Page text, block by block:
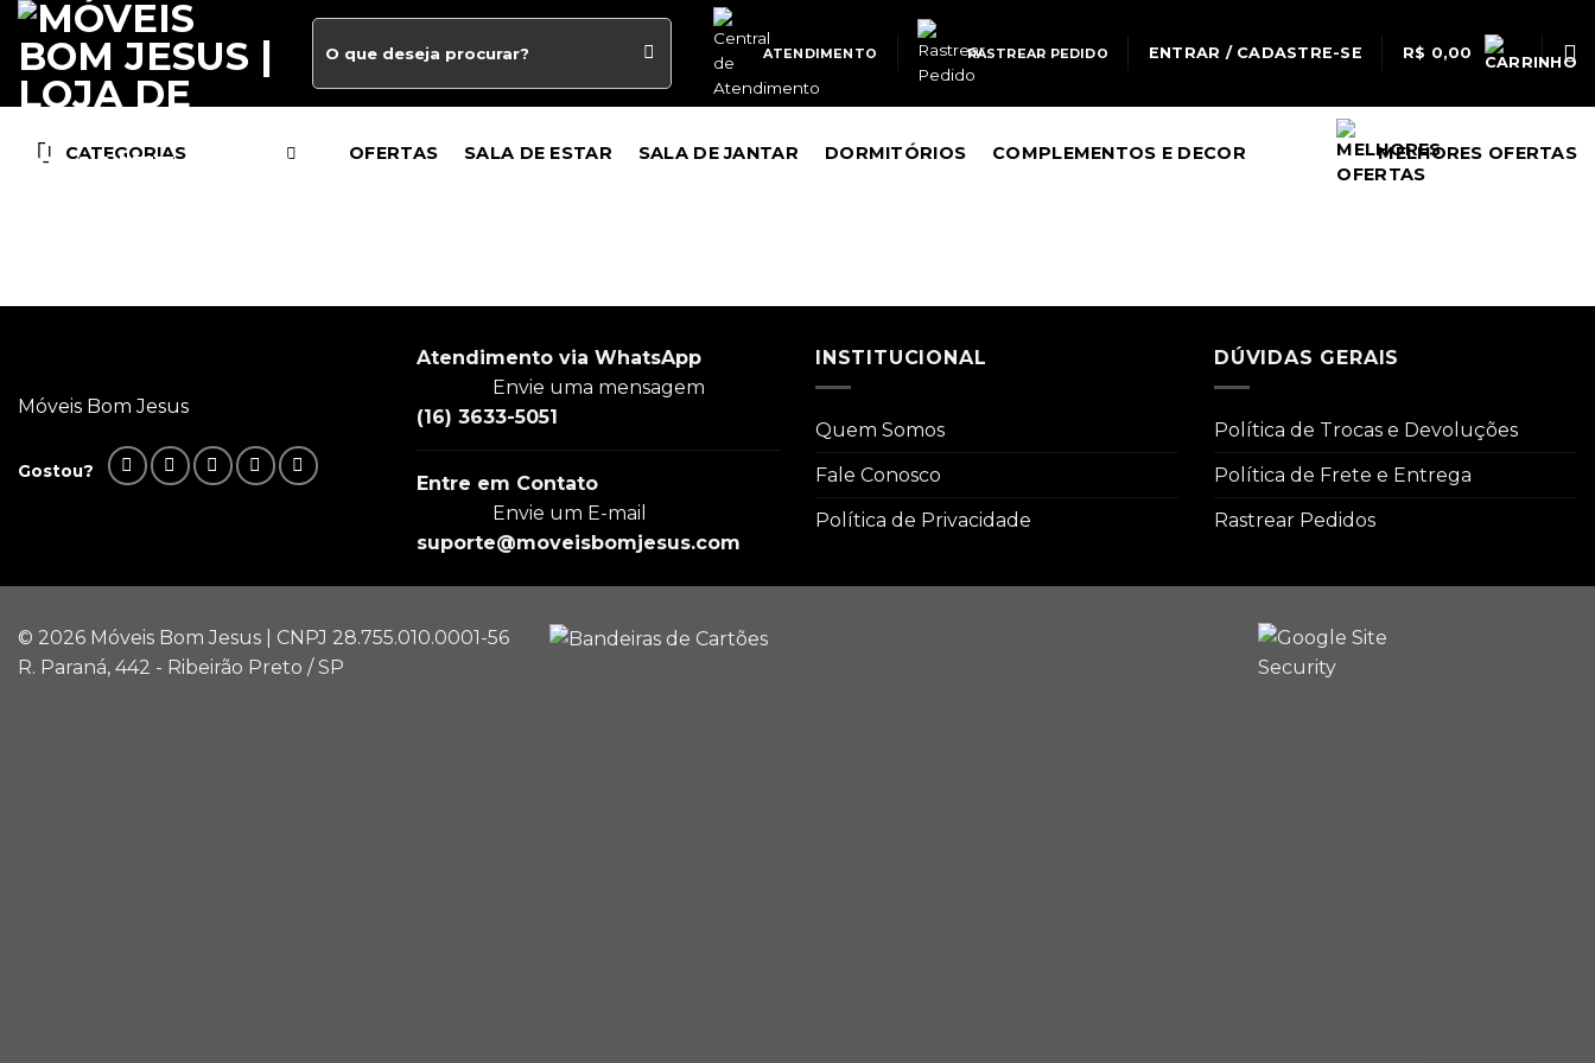
ATENDIMENTO RASTREAR PEDIDO ENTRAR / CADASTRE-SE R$ 0,00
CATEGORIAS OFERTAS SALA DE ESTAR SALA DE JANTAR DORMITÓRIOS COMPLEMENTOS E DECOR MELHORES OFERTAS
Móveis Bom Jesus
Gostou?
Atendimento via WhatsApp
Envie uma mensagem
(16) 3633-5051
Entre em Contato
Envie um E-mail
suporte@moveisbomjesus.com
INSTITUCIONAL
Quem Somos
Fale Conosco
Política de Privacidade
DÚVIDAS GERAIS
Política de Trocas e Devoluções
Política de Frete e Entrega
Rastrear Pedidos
© 2026 Móveis Bom Jesus | CNPJ 28.755.010.0001-56
R. Paraná, 442 - Ribeirão Preto / SP